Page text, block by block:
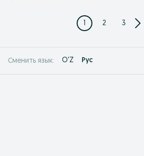
1 2 3
Сменить язык: O'Z Рус